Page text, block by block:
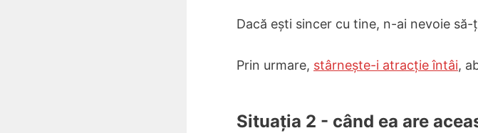
Dacă ești sincer cu tine, n-ai nevoie
Prin urmare, stârnește-i atracție întâi,
Situația 2 - când ea are